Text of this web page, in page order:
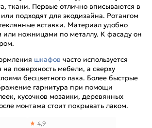
ткани. Первые отлично вписываются в
подходят для экодизайна. Ротангом
вставки. Материал удобно
или ножницами по металлу. К фасаду он
шкафов часто используется
поверхность мебели, а сверху
бесцветного лака. Более быстрые
гарнитура при помощи
кусочков мозаики, деревянных
монтажа стоит покрывать лаком.
4,9